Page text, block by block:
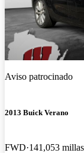
Aviso patrocinado
2013 Buick Verano
FWD 141,053 millas